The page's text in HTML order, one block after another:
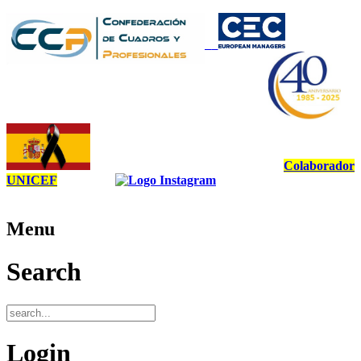
Colaborador
UNICEF
Menu
Search
Login